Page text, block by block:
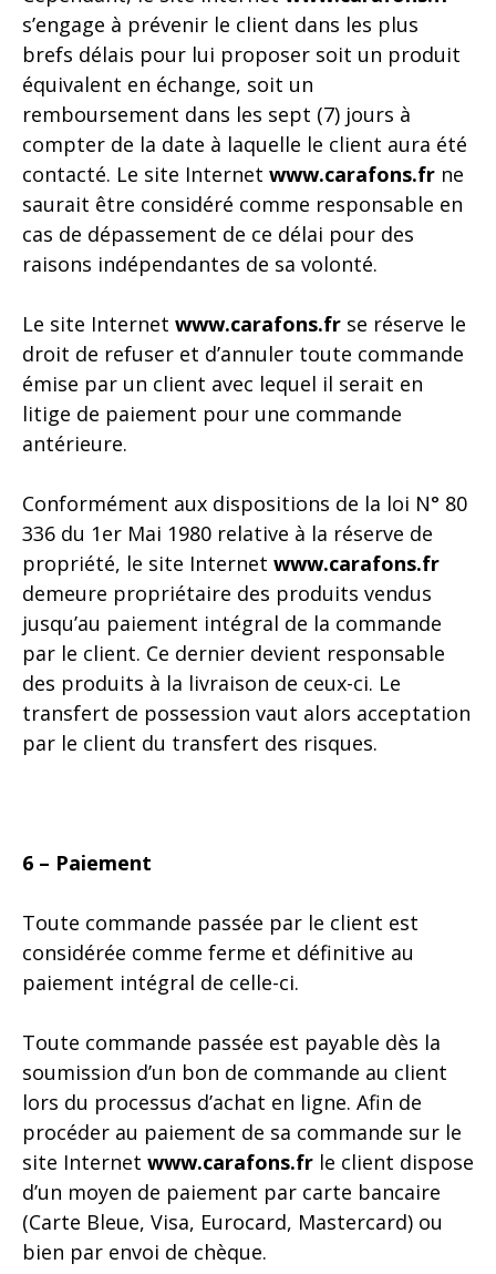
s’engage à prévenir le client dans les plus
brefs délais pour lui proposer soit un produit
équivalent en échange, soit un
remboursement dans les sept (7) jours à
compter de la date à laquelle le client aura été
contacté. Le site Internet www.carafons.fr ne
saurait être considéré comme responsable en
cas de dépassement de ce délai pour des
raisons indépendantes de sa volonté.
Le site Internet www.carafons.fr se réserve le
droit de refuser et d’annuler toute commande
émise par un client avec lequel il serait en
litige de paiement pour une commande
antérieure.
Conformément aux dispositions de la loi N° 80
336 du 1er Mai 1980 relative à la réserve de
propriété, le site Internet www.carafons.fr
demeure propriétaire des produits vendus
jusqu’au paiement intégral de la commande
par le client. Ce dernier devient responsable
des produits à la livraison de ceux-ci. Le
transfert de possession vaut alors acceptation
par le client du transfert des risques.
6 – Paiement
Toute commande passée par le client est
considérée comme ferme et définitive au
paiement intégral de celle-ci.
Toute commande passée est payable dès la
soumission d’un bon de commande au client
lors du processus d’achat en ligne. Afin de
procéder au paiement de sa commande sur le
site Internet www.carafons.fr le client dispose
d’un moyen de paiement par carte bancaire
(Carte Bleue, Visa, Eurocard, Mastercard) ou
bien par envoi de chèque.